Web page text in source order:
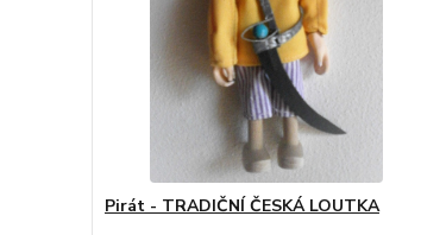
Pirát - TRADIČNÍ ČESKÁ LOUTKA